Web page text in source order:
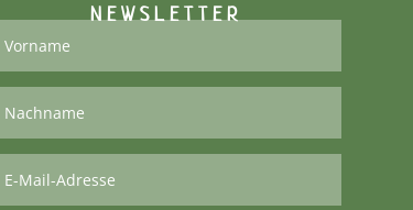
NEWSLETTER